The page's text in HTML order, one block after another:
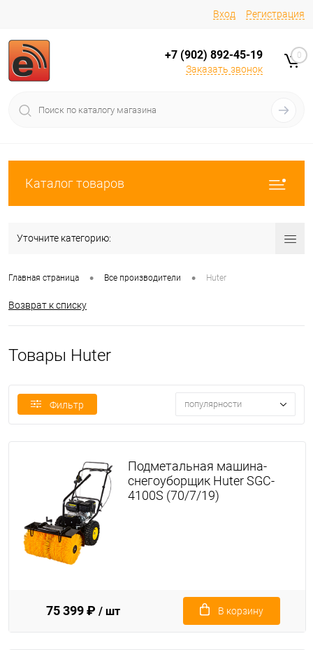
Вход Регистрация
+7 (902) 892-45-19
Заказать звонок
0
Каталог товаров
Уточните категорию:
Главная страница • Все производители • Huter
Возврат к списку
Товары Huter
Фильтр популярности
Подметальная машина-
снегоуборщик Huter SGC-
4100S (70/7/19)
75 399 ₽ / шт В корзину